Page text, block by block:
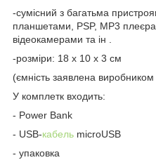
-сумісний з багатьма
планшетами, PSP, MP3
відеокамерами та ін .
-розміри: 18 х 10 х 3 см
(ємність заявлена
У комплетк входить:
- Power Bank
- USB-кабель microUSB
- упаковка